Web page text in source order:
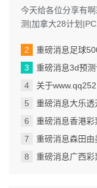
今天给各位分享有
测|加拿大28计划
重磅消息足球
重磅消息3d预
关于
重磅消息大乐透
重磅消息香港彩
重磅消息森田由
重磅消息广西彩